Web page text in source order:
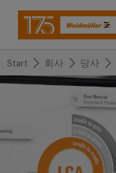
온라인샵
easyConnect
산업
아
가
아
가
아
가
아
가
아
가
아
가
Start 회사 당사